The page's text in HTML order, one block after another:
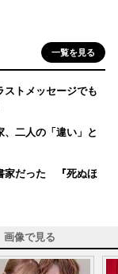
一覧を見る
トメッセージでも
二人の「違い」と
家だった 『死ぬほ
画像で見る